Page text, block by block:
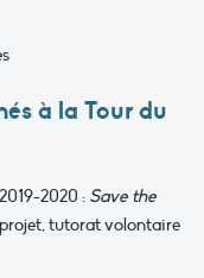
à la Tour du
2020 : Save the
tutorat volontaire